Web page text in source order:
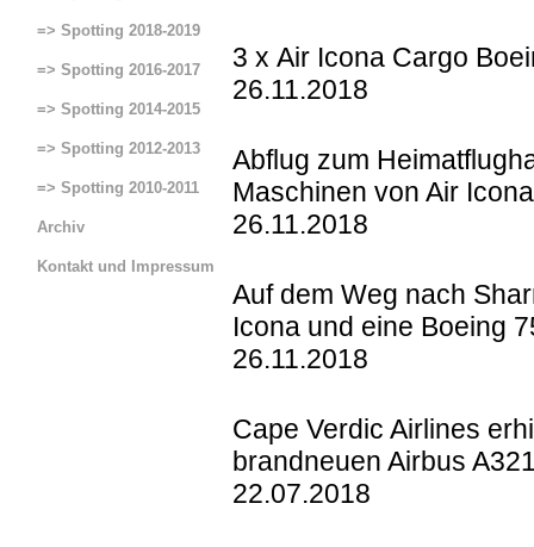
=> Spotting 2018-2019
=> Spotting 2016-2017
=> Spotting 2014-2015
=> Spotting 2012-2013
=> Spotting 2010-2011
Archiv
Kontakt und Impressum
3 x Air Icona Cargo
26.11.2018
Abflug zum
Maschinen von Air
26.11.2018
Auf dem Weg nach
Icona und eine Boeing
26.11.2018
Cape Verdic Airlines
brandneuen Airbus
22.07.2018